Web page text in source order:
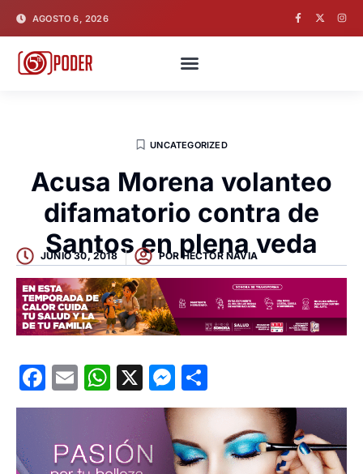
AGOSTO 6, 2026
UNCATEGORIZED
Acusa Morena volanteo
difamatorio contra de
Santos en plena veda
JUNIO 30, 2018 PORHECTOR NAVIA
Facebook
EmailWhatsApp
X Messenger